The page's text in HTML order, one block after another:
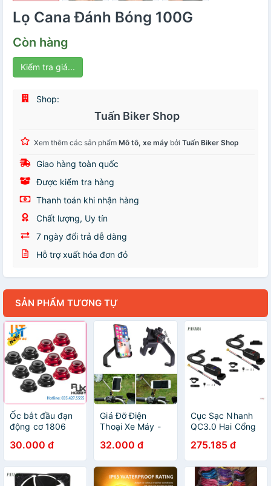
Lọ Cana Đánh Bóng 100G
Còn hàng
Kiểm tra giá...
Shop:
Tuấn Biker Shop
Xem thêm các sản phẩm Mô tô, xe máy bởi Tuấn Biker Shop
Giao hàng toàn quốc
Được kiểm tra hàng
Thanh toán khi nhận hàng
Chất lượng, Uy tín
7 ngày đổi trả dễ dàng
Hỗ trợ xuất hóa đơn đỏ
SẢN PHẨM TƯƠNG TỰ
Ốc bắt đầu đạn
động cơ 1806
5mm
30.000 đ
Giá Đỡ Điện
Thoại Xe Máy -
Gắn Xe Máy C2
Chống Cướp Cực
Chắc Chắn
32.000 đ
Cục Sạc Nhanh
QC3.0 Hai Cổng
Thấm Nước Có
Vôn Kế Cho Xe
Máy
275.185 đ